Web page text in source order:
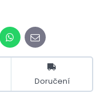
WhatsApp
E-
mail
Doručení